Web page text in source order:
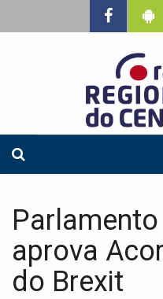
aprova
do Brexit